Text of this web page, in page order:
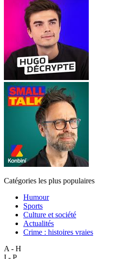
Catégories les plus populaires
Humour
Sports
Culture et société
Actualités
Crime : histoires vraies
A - H
I - P